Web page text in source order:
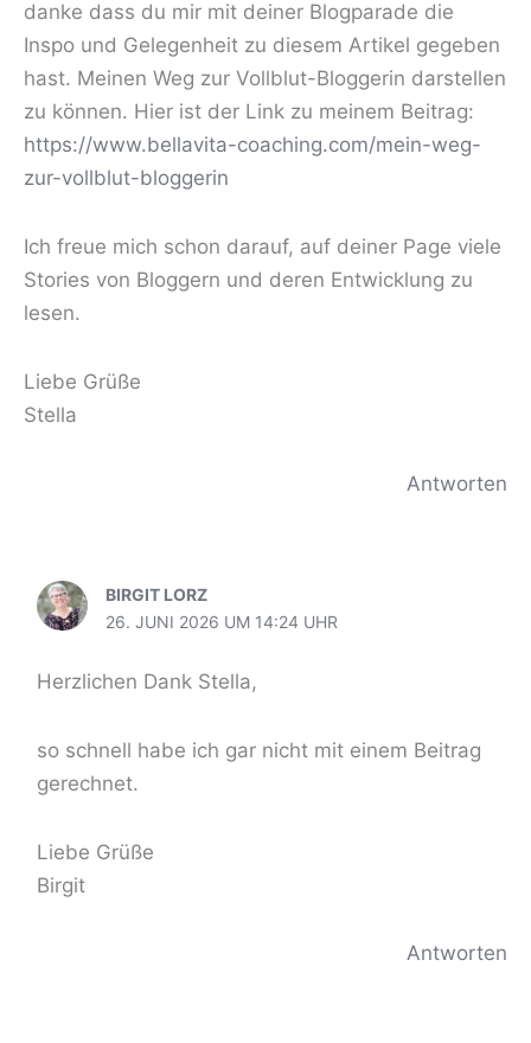
danke dass du mir mit deiner Blogparade die
Inspo und Gelegenheit zu diesem Artikel gegeben
hast. Meinen Weg zur Vollblut-Bloggerin darstellen
zu können. Hier ist der Link zu meinem Beitrag:
https://www.bellavita-coaching.com/mein-weg-
zur-vollblut-bloggerin
Ich freue mich schon darauf, auf deiner Page viele
Stories von Bloggern und deren Entwicklung zu
lesen.
Liebe Grüße
Stella
Antworten
BIRGIT LORZ
26. JUNI 2026 UM 14:24 UHR
Herzlichen Dank Stella,
so schnell habe ich gar nicht mit einem Beitrag
gerechnet.
Liebe Grüße
Birgit
Antworten